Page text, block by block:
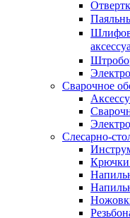
Сварочное
Слесарно-
Крючки